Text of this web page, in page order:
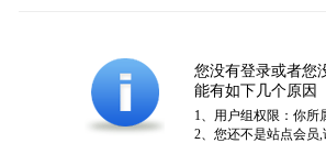
您没有登录或者您
能有如下几个原因
1、用户组权限：你所
2、您还不是站点会员